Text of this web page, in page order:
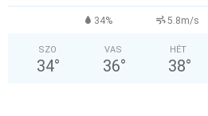
34% 5.8m/s
SZO
34°
VAS
36°
HÉT
38°